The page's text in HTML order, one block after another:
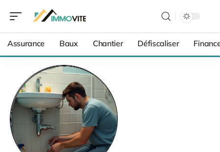
Assurance Baux Chantier Défiscaliser